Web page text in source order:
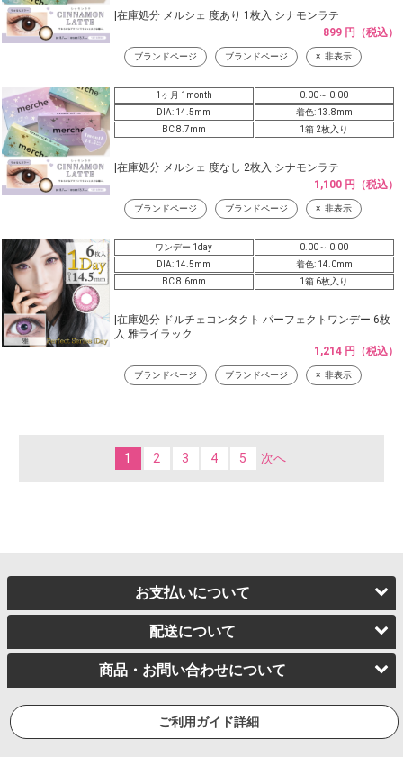
|在庫処分 メルシェ 度あり 1枚入 シナモンラテ
899 円（税込）
ブランドページ ブランドページ 非表示
1ヶ月 1month
0.00～ 0.00
DIA: 14.5mm
着色: 13.8mm
BC 8.7mm
1箱 2枚入り
|在庫処分 メルシェ 度なし 2枚入 シナモンラテ
1,100 円（税込）
ブランドページ ブランドページ 非表示
ワンデー 1day
0.00～ 0.00
DIA: 14.5mm
着色: 14.0mm
BC 8.6mm
1箱 6枚入り
|在庫処分 ドルチェコンタクト パーフェクトワンデー 6枚
入 雅ライラック
1,214 円（税込）
ブランドページ ブランドページ 非表示
1 2 3 4 5 次へ
お支払いについて
配送について
商品・お問い合わせについて
ご利用ガイド詳細